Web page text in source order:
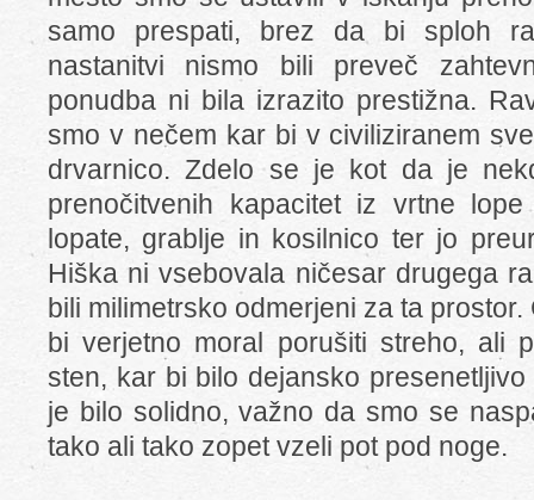
samo prespati, brez da bi sploh
nastanitvi nismo bili preveč
ponudba ni bila izrazito prestižna.
smo v nečem kar bi v civiliziranem
drvarnico. Zdelo se je kot da je
prenočitvenih kapacitet iz vrtne lope
lopate, grablje in kosilnico ter jo
Hiška ni vsebovala ničesar drugega
bili milimetrsko odmerjeni za ta
bi verjetno moral porušiti streho, ali
sten, kar bi bilo dejansko
je bilo solidno, važno da smo se
tako ali tako zopet vzeli pot pod noge.